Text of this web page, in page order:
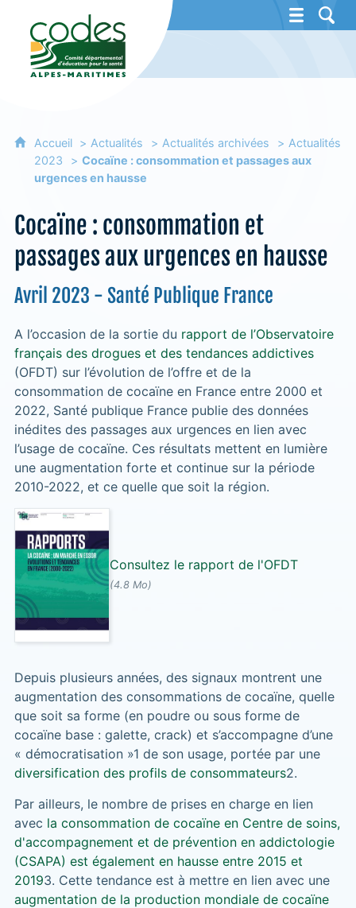
CoDES 06 - Comité départemental
Accueil Actualités Actualités archivées
Actualités
2023
Cocaïne : consommation et passages aux
urgences en hausse
Cocaïne : consommation et
passages aux urgences en hausse
Avril 2023 - Santé Publique France
A l’occasion de la sortie du rapport de l’Observatoire
français des drogues et des tendances addictives
(OFDT) sur l’évolution de l’offre et de la
consommation de cocaïne en France entre 2000 et
2022, Santé publique France publie des données
inédites des passages aux urgences en lien avec
l’usage de cocaïne. Ces résultats mettent en lumière
une augmentation forte et continue sur la période
2010-2022, et ce quelle que soit la région.
Consultez le rapport de l'OFDT
(4.8 Mo)
Depuis plusieurs années, des signaux montrent une
augmentation des consommations de cocaïne, quelle
que soit sa forme (en poudre ou sous forme de
cocaïne base : galette, crack) et s’accompagne d’une
« démocratisation »1 de son usage, portée par une
diversification des profils de consommateurs2.
Par ailleurs, le nombre de prises en charge en lien
avec la consommation de cocaïne en Centre de soins,
d'accompagnement et de prévention en addictologie
(CSAPA) est également en hausse entre 2015 et
20193. Cette tendance est à mettre en lien avec une
augmentation de la production mondiale de cocaïne